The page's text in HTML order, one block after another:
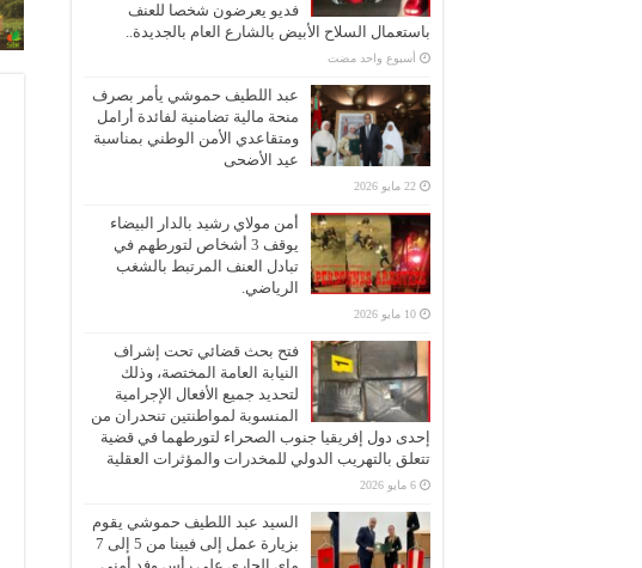
فديو يعرضون شخصا للعنف
باستعمال السلاح الأبيض بالشارع العام بالجديدة..
‏أسبوع واحد مضت
عبد اللطيف حموشي يأمر بصرف
منحة مالية تضامنية لفائدة أرامل
ومتقاعدي الأمن الوطني بمناسبة
عيد الأضحى
22 مايو 2026
أمن مولاي رشيد بالدار البيضاء
يوقف 3 أشخاص لتورطهم في
تبادل العنف المرتبط بالشغب
الرياضي.
10 مايو 2026
فتح بحث قضائي تحت إشراف
النيابة العامة المختصة، وذلك
لتحديد جميع الأفعال الإجرامية
المنسوبة لمواطنتين تنحدران من
إحدى دول إفريقيا جنوب الصحراء لتورطهما في قضية
تتعلق بالتهريب الدولي للمخدرات والمؤثرات العقلية
6 مايو 2026
السيد عبد اللطيف حموشي يقوم
بزيارة عمل إلى فيينا من 5 إلى 7